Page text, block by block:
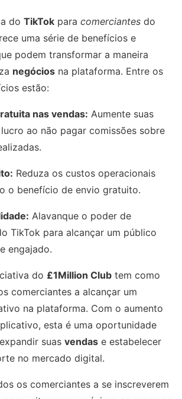
do TikTok para comerciantes do
uma série de benefícios e
podem transformar a maneira
negócios na plataforma. Entre os
estão:
nas vendas: Aumente suas
ao não pagar comissões sobre
Reduza os custos operacionais
o benefício de envio gratuito.
Alavanque o poder de
TikTok para alcançar um público
engajado.
do £1Million Club tem como
comerciantes a alcançar um
na plataforma. Com o aumento
esta é uma oportunidade
suas vendas e estabelecer
no mercado digital.
os comerciantes a se inscreverem